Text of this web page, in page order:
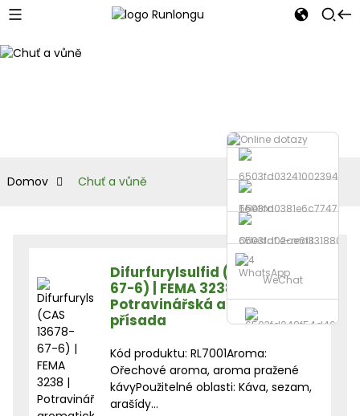
Telefon
Odeslat e-mail
WhatsApp
WeChat
Domov Chuť a vůně
Difurfurylsulfid (CAS 13678-
67-6) | FEMA 3238 |
Potravinářská aromatická
přísada
Kód produktu: RL7001Aroma:
Ořechové aroma, aroma pražené
kávyPoužitelné oblasti: Káva, sezam,
arašídy...